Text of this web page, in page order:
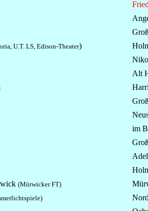
U.T. LS, Edison-Theater)
Alt
im
(Mürwicker FT)